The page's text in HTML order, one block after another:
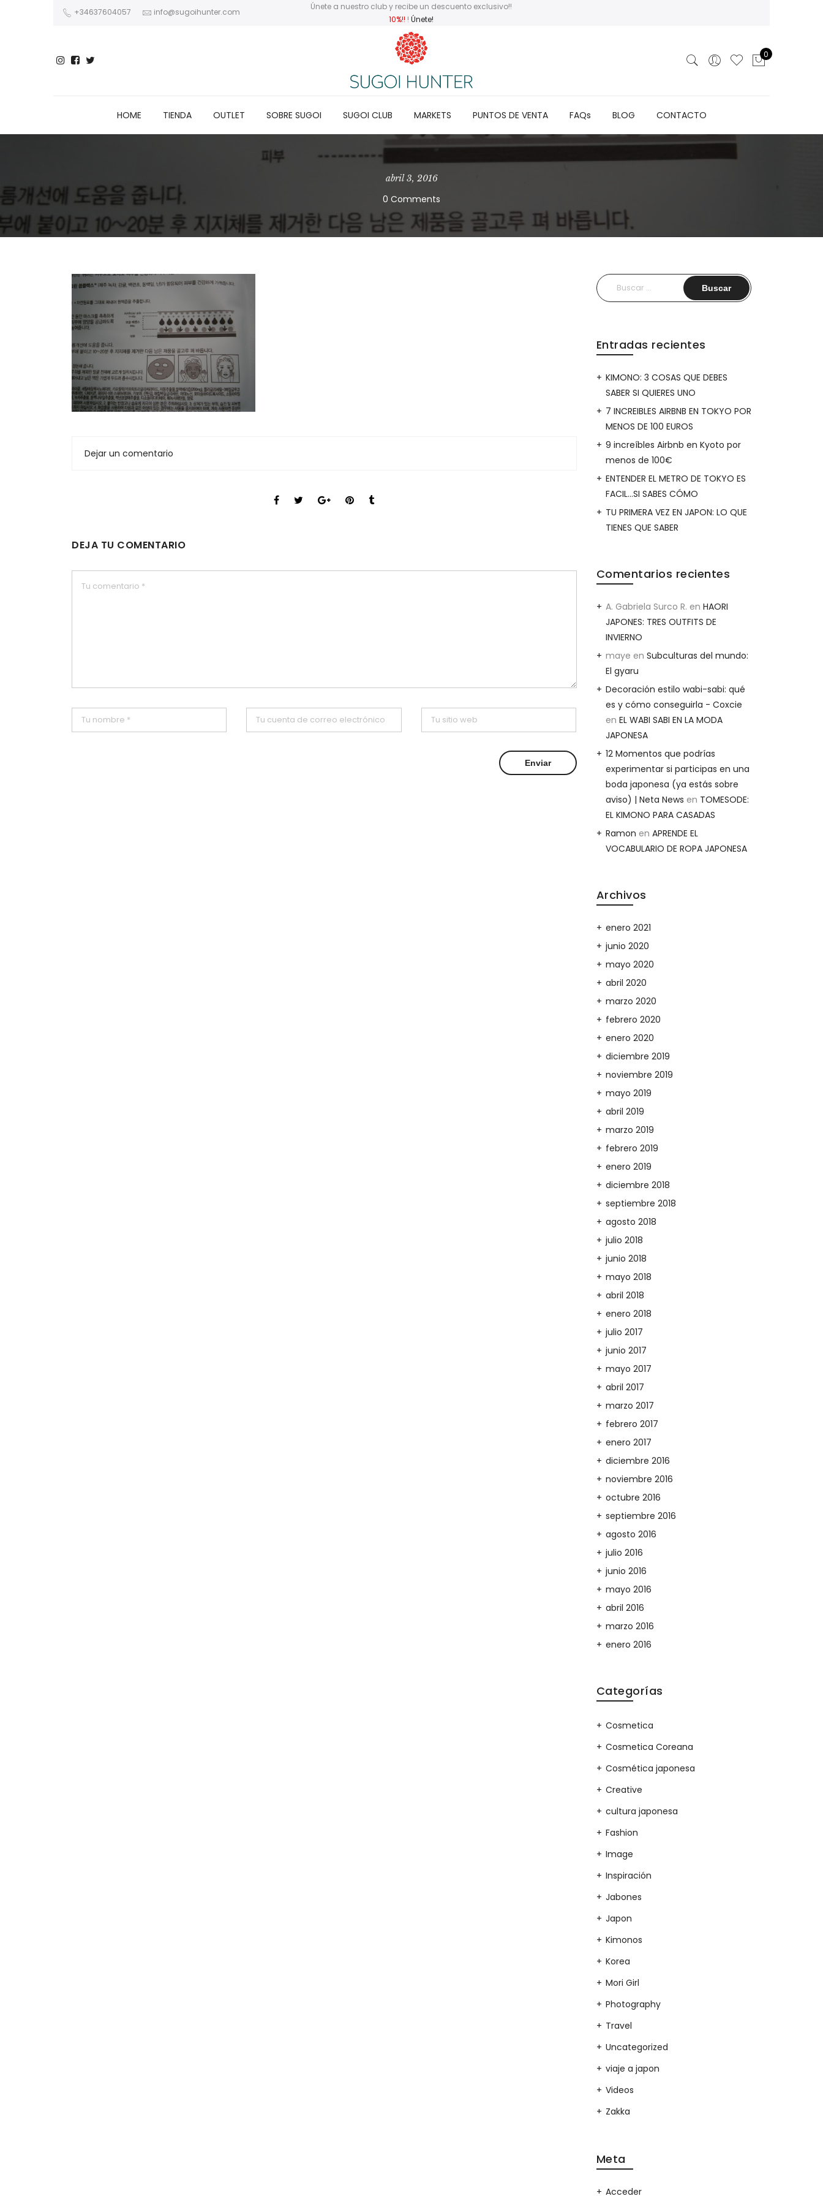
+34637604057 info@sugoihunter.com
Únete a nuestro club y recibe un descuento exclusivo!!
10%!! !Únete!
0
HOME TIENDA OUTLET SOBRE SUGOI SUGOI CLUB MARKETS PUNTOS DE VENTA FAQs BLOG CONTACTO
abril 3, 2016
0 Comments
Dejar un comentario
DEJA TU COMENTARIO
Buscar:
Entradas recientes
KIMONO: 3 COSAS QUE DEBES
SABER SI QUIERES UNO
7 INCREIBLES AIRBNB EN TOKYO POR
MENOS DE 100 EUROS
9 increíbles Airbnb en Kyoto por
menos de 100€
ENTENDER EL METRO DE TOKYO ES
FACIL…SI SABES CÓMO
TU PRIMERA VEZ EN JAPON: LO QUE
TIENES QUE SABER
Comentarios recientes
A. Gabriela Surco R. en HAORI
JAPONES: TRES OUTFITS DE
INVIERNO
maye en Subculturas del mundo:
El gyaru
Decoración estilo wabi-sabi: qué
es y cómo conseguirla - Coxcie
en EL WABI SABI EN LA MODA
JAPONESA
12 Momentos que podrías
experimentar si participas en una
boda japonesa (ya estás sobre
aviso) | Neta News en TOMESODE:
EL KIMONO PARA CASADAS
Ramon en APRENDE EL
VOCABULARIO DE ROPA JAPONESA
Archivos
enero 2021
junio 2020
mayo 2020
abril 2020
marzo 2020
febrero 2020
enero 2020
diciembre 2019
noviembre 2019
mayo 2019
abril 2019
marzo 2019
febrero 2019
enero 2019
diciembre 2018
septiembre 2018
agosto 2018
julio 2018
junio 2018
mayo 2018
abril 2018
enero 2018
julio 2017
junio 2017
mayo 2017
abril 2017
marzo 2017
febrero 2017
enero 2017
diciembre 2016
noviembre 2016
octubre 2016
septiembre 2016
agosto 2016
julio 2016
junio 2016
mayo 2016
abril 2016
marzo 2016
enero 2016
Categorías
Cosmetica
Cosmetica Coreana
Cosmética japonesa
Creative
cultura japonesa
Fashion
Image
Inspiración
Jabones
Japon
Kimonos
Korea
Mori Girl
Photography
Travel
Uncategorized
viaje a japon
Videos
Zakka
Meta
Acceder